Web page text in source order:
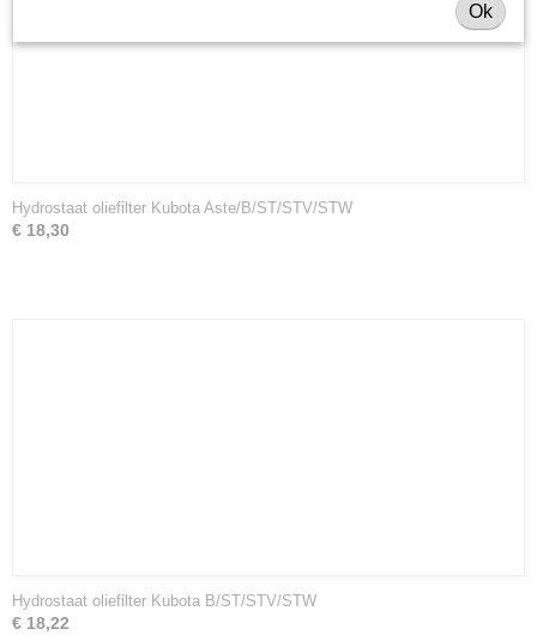
Hydrostaat oliefilter Kubota Aste/B/ST/STV/STW
€ 18,30
Hydrostaat oliefilter Kubota B/ST/STV/STW
€ 18,22
Ok